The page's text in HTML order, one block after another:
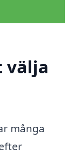
välja
många